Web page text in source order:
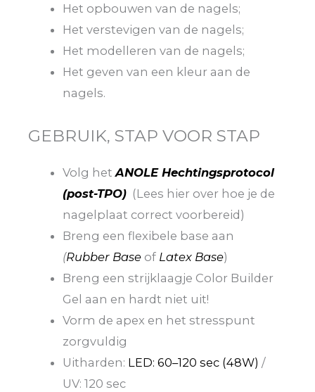
Het opbouwen van de nagels;
Het verstevigen van de nagels;
Het modelleren van de nagels;
Het geven van een kleur aan de
nagels.
GEBRUIK, STAP VOOR STAP
Volg hetANOLE Hechtingsprotocol
(post-TPO) (Lees hier over hoe je de
nagelplaat correct voorbereid)
Breng een flexibele base aan
(Rubber Base of Latex Base)
Breng een strijklaagje Color Builder
Gel aan en hardt niet uit!
Vorm de apex en het stresspunt
zorgvuldig
Uitharden: LED: 60–120 sec (48W) /
UV: 120 sec